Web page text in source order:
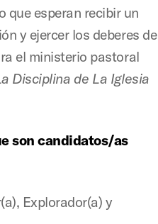
que esperan recibir un
y ejercer los deberes de
el ministerio pastoral
Disciplina de La Iglesia
son candidatos/as
Explorador(a) y